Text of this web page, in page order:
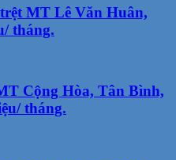
MT Lê Văn Huân,
tháng.
Cộng Hòa, Tân Bình,
tháng.